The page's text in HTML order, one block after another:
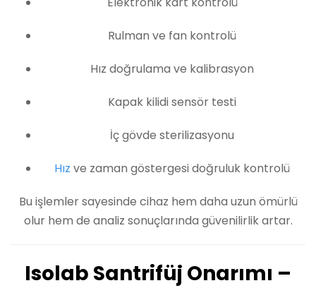
Rulman ve fan kontrolü
Hız doğrulama ve kalibrasyon
Kapak kilidi sensör testi
İç gövde sterilizasyonu
Hız ve zaman göstergesi doğruluk kontrolü
Bu işlemler sayesinde cihaz hem daha uzun ömürlü
olur hem de analiz sonuçlarında güvenilirlik artar.
Isolab Santrifüj Onarımı –